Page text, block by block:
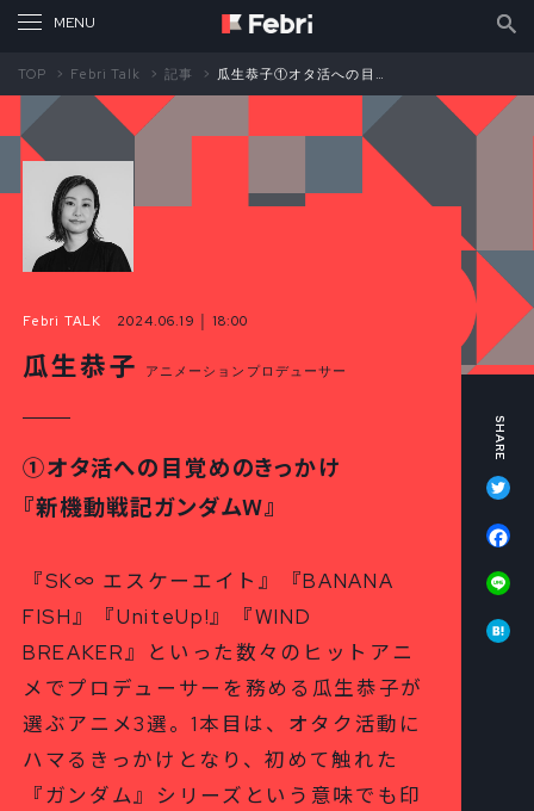
TOP Febri Talk 記事 瓜生恭子①オタ活への目覚めのきっかけ 『新機動戦記ガンダムW』
Febri TALK 2024.06.19 │ 18:00
瓜生恭子 アニメーションプロデューサー
①オタ活への目覚めのきっかけ
『新機動戦記ガンダムW』
『SK∞ エスケーエイト』『BANANA
FISH』『UniteUp!』『WIND
BREAKER』といった数々のヒットアニ
メでプロデューサーを務める瓜生恭子が
選ぶアニメ3選。1本目は、オタク活動に
ハマるきっかけとなり、初めて触れた
『ガンダム』シリーズという意味でも印